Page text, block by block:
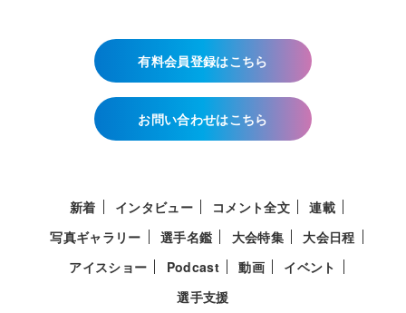
有料会員登録はこちら
お問い合わせはこちら
新着 インタビュー コメント全文
連載
写真ギャラリー
選手名鑑 大会特集
大会日程
アイスショー
Podcast 動画
イベント
選手支援